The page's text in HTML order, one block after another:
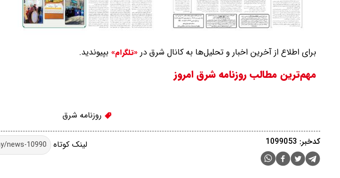
برای اطلاع از آخرین اخبار و تحلیل‌ها به کانال شرق در «تلگرام» بپیوندید.
مهم‌ترین مطالب روزنامه شرق امروز
روزنامه شرق
لینک کوتاه کدخبر: 1099053